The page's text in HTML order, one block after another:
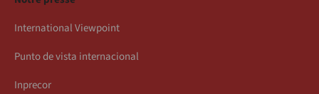
International Viewpoint
Punto de vista internacional
Inprecor